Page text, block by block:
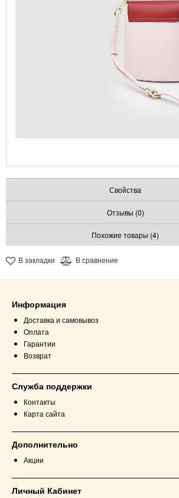
Свойства
Отзывы (0)
Похожие товары (4)
В закладки В сравнение
Информация
Доставка и самовывоз
Оплата
Гарантии
Возврат
Служба поддержки
Контакты
Карта сайта
Дополнительно
Акции
Личный Кабинет